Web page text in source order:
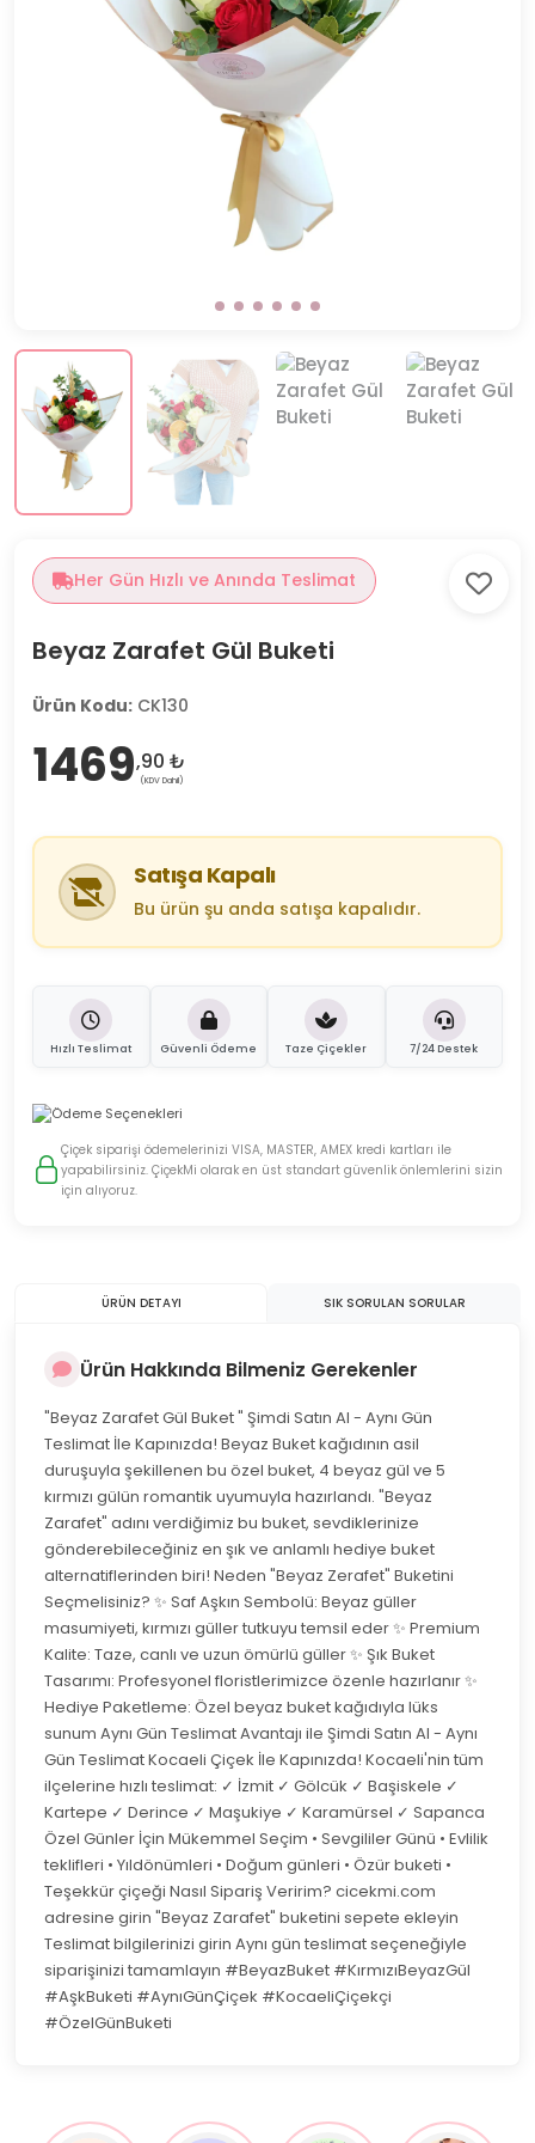
Her Gün Hızlı ve Anında Teslimat
Beyaz Zarafet Gül Buketi
Ürün Kodu: CK130
1469,90 ₺
(KDV Dahil)
Satışa Kapalı
Bu ürün şu anda satışa kapalıdır.
Hızlı Teslimat Güvenli Ödeme Taze Çiçekler 7/24 Destek
Çiçek siparişi ödemelerinizi VISA, MASTER, AMEX kredi kartları ile
yapabilirsiniz. ÇiçekMi olarak en üst standart güvenlik önlemlerini sizin
için alıyoruz.
ÜRÜN DETAYI SIK SORULAN SORULAR
Ürün Hakkında Bilmeniz Gerekenler
"Beyaz Zarafet Gül Buket " Şimdi Satın Al - Aynı Gün
Teslimat İle Kapınızda! Beyaz Buket kağıdının asil
duruşuyla şekillenen bu özel buket, 4 beyaz gül ve 5
kırmızı gülün romantik uyumuyla hazırlandı. "Beyaz
Zarafet" adını verdiğimiz bu buket, sevdiklerinize
gönderebileceğiniz en şık ve anlamlı hediye buket
alternatiflerinden biri! Neden "Beyaz Zerafet" Buketini
Seçmelisiniz? ✨ Saf Aşkın Sembolü: Beyaz güller
masumiyeti, kırmızı güller tutkuyu temsil eder ✨ Premium
Kalite: Taze, canlı ve uzun ömürlü güller ✨ Şık Buket
Tasarımı: Profesyonel floristlerimizce özenle hazırlanır ✨
Hediye Paketleme: Özel beyaz buket kağıdıyla lüks
sunum Aynı Gün Teslimat Avantajı ile Şimdi Satın Al - Aynı
Gün Teslimat Kocaeli Çiçek İle Kapınızda! Kocaeli'nin tüm
ilçelerine hızlı teslimat: ✓ İzmit ✓ Gölcük ✓ Başiskele ✓
Kartepe ✓ Derince ✓ Maşukiye ✓ Karamürsel ✓ Sapanca
Özel Günler İçin Mükemmel Seçim • Sevgililer Günü • Evlilik
teklifleri • Yıldönümleri • Doğum günleri • Özür buketi •
Teşekkür çiçeği Nasıl Sipariş Veririm? cicekmi.com
adresine girin "Beyaz Zarafet" buketini sepete ekleyin
Teslimat bilgilerinizi girin Aynı gün teslimat seçeneğiyle
siparişinizi tamamlayın #BeyazBuket #KırmızıBeyazGül
#AşkBuketi #AynıGünÇiçek #KocaeliÇiçekçi
#ÖzelGünBuketi